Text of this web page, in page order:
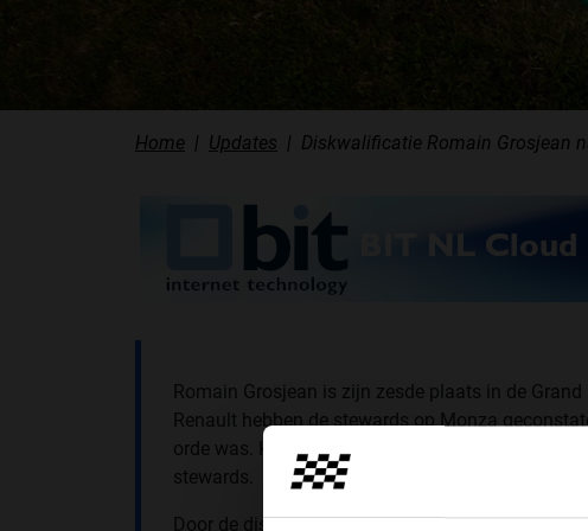
Home Updates Diskwalificatie Romain Grosjean
Romain Grosjean is zijn zesde plaats in de
Renault hebben de stewards op Monza
orde was. Het formaat voldeed niet aan de
stewards.
Door de diskwalificatie van Grosjean neemt